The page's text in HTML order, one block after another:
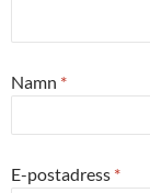
Namn *
E-postadress *